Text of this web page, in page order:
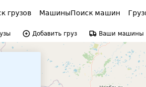
грузов МашиныПоиск машин
Добавить груз Ваши машины